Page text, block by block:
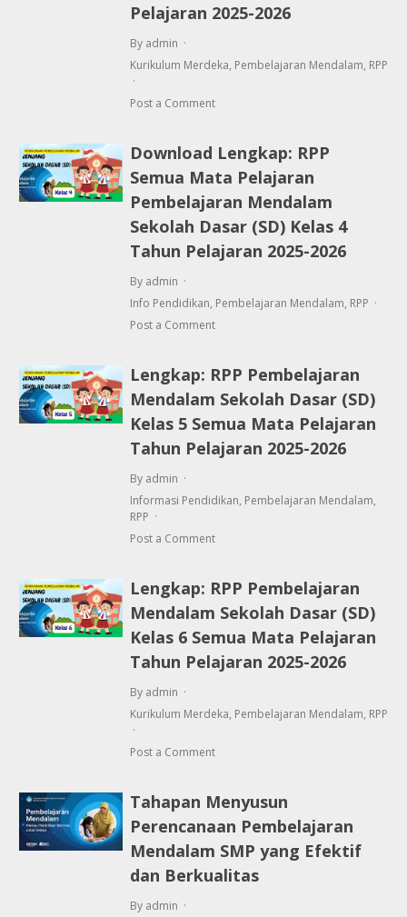
Pelajaran 2025-2026
By admin
Kurikulum Merdeka, Pembelajaran Mendalam, RPP
Post a Comment
Download Lengkap: RPP
Semua Mata Pelajaran
Pembelajaran Mendalam
Sekolah Dasar (SD) Kelas 4
Tahun Pelajaran 2025-2026
By admin
Info Pendidikan, Pembelajaran Mendalam, RPP
Post a Comment
Lengkap: RPP Pembelajaran
Mendalam Sekolah Dasar (SD)
Kelas 5 Semua Mata Pelajaran
Tahun Pelajaran 2025-2026
By admin
Informasi Pendidikan, Pembelajaran Mendalam,
RPP
Post a Comment
Lengkap: RPP Pembelajaran
Mendalam Sekolah Dasar (SD)
Kelas 6 Semua Mata Pelajaran
Tahun Pelajaran 2025-2026
By admin
Kurikulum Merdeka, Pembelajaran Mendalam, RPP
Post a Comment
Tahapan Menyusun
Perencanaan Pembelajaran
Mendalam SMP yang Efektif
dan Berkualitas
By admin